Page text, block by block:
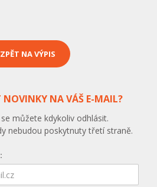
ZPĚT NA VÝPIS
NOVINKY NA VÁŠ E-MAIL?
můžete kdykoliv odhlásit.
nebudou poskytnuty třetí straně.